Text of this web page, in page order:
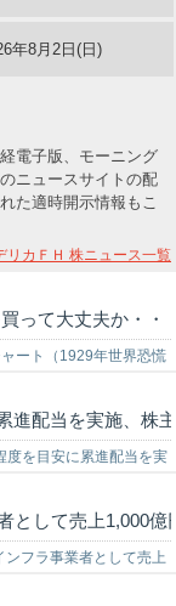
年8月2日(日)
電子版、モーニング
ニュースサイトの配
た適時開示情報もこ
リカＦＨ 株ニュース一覧
って大丈夫か・
ート（1929年世界恐慌
進配当を実施、株
を目安に累進配当を実
ディングス…
として売上1,000億
フラ事業者として売上
<33…